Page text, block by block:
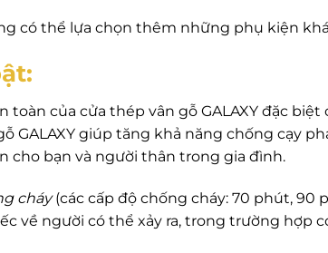
MIỄN PHÍ
ĐĂNG
có thể lựa chọn thêm những phụ kiện
toàn của cửa thép vân gỗ GALAXY đặc
GALAXY giúp tăng khả năng chống cạy
cho bạn và người thân trong gia đình.
cháy(các cấp độ chống cháy: 70 phút, 90
về người có thể xảy ra, trong trường hợp